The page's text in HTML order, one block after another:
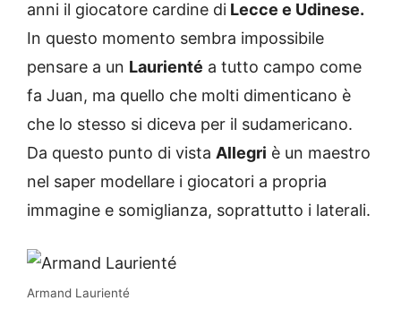
anni il giocatore cardine di Lecce e Udinese.
In questo momento sembra impossibile
pensare a un Laurienté a tutto campo come
fa Juan, ma quello che molti dimenticano è
che lo stesso si diceva per il sudamericano.
Da questo punto di vista Allegri è un maestro
nel saper modellare i giocatori a propria
immagine e somiglianza, soprattutto i laterali.
Armand Laurienté